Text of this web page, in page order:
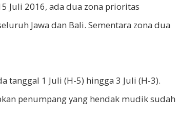
Juli 2016, ada dua zona prioritas
Jawa dan Bali. Sementara zona dua
1 Juli (H-5) hingga 3 Juli (H-3).
penumpang yang hendak mudik sudah